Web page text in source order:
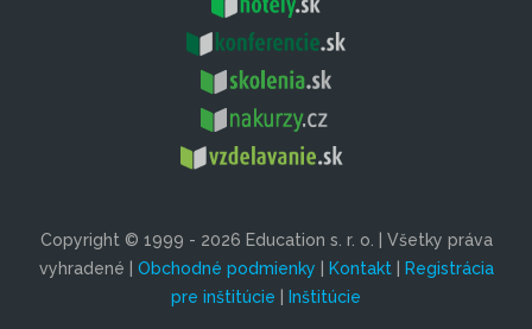
Copyright © 1999 - 2026 Education s. r. o. | Všetky práva
vyhradené | Obchodné podmienky | Kontakt| Registrácia
pre inštitúcie | Inštitúcie